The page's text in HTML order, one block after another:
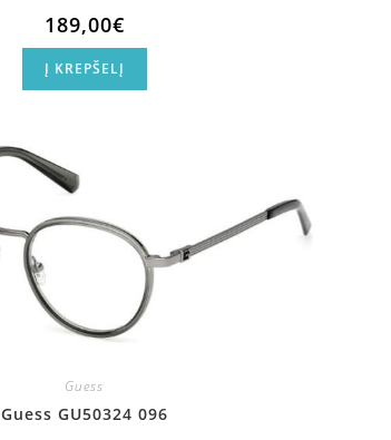
189,00€
Į KREPŠELĮ
Guess
Guess GU50324 096